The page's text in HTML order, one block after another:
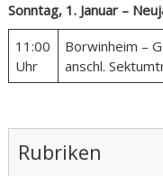
Sonntag, 1. Januar –
11:00
Uhr
Borwinheim –
anschl.
Rubriken